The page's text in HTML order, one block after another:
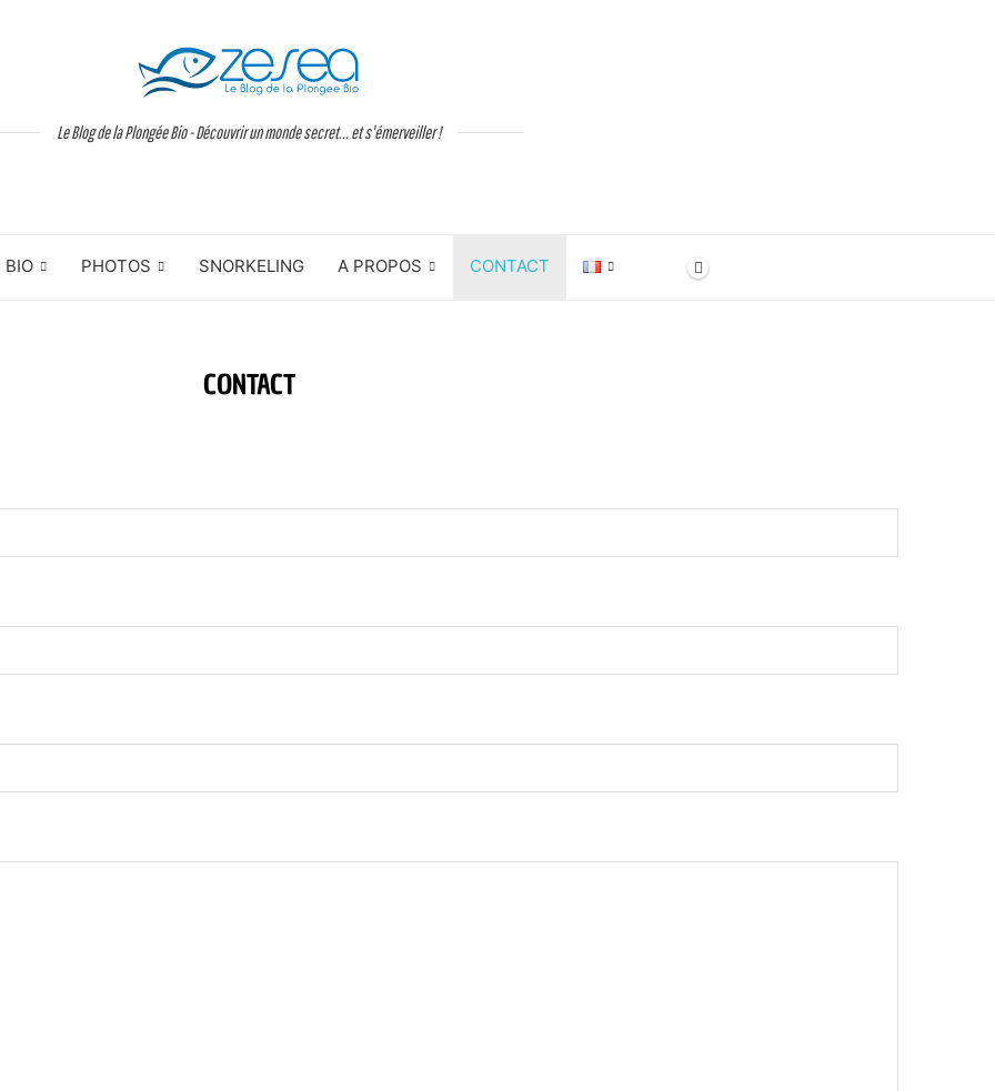
Le Blog de la Plongée Bio - Découvrir un monde secret... et s'émerveiller !
BIO PHOTOS SNORKELING A PROPOS CONTACT
CONTACT